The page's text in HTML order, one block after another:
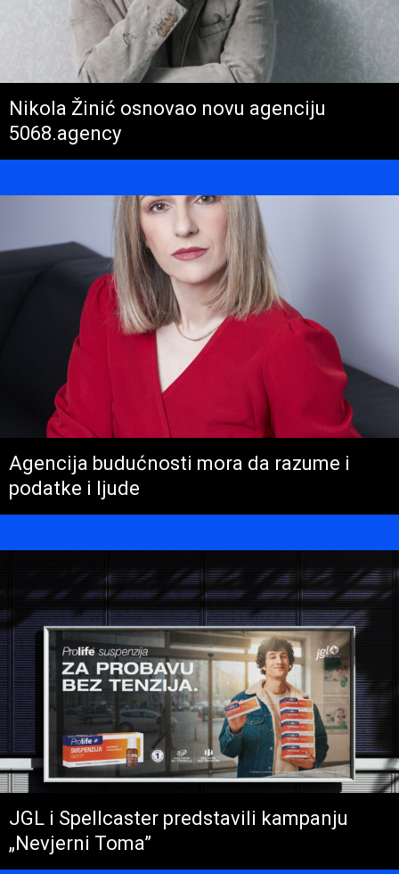
Nikola Žinić osnovao novu agenciju
5068.agency
Agencija budućnosti mora da razume i
podatke i ljude
JGL i Spellcaster predstavili kampanju
„Nevjerni Toma”